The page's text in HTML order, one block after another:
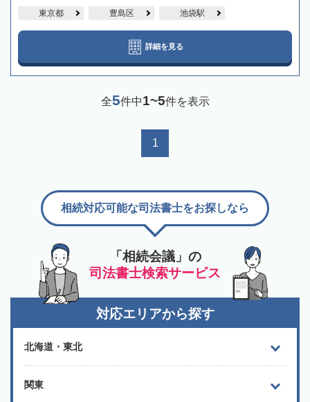
東京都 豊島区 池袋駅
詳細を見る
全5件中1~5件を表示
1
「相続会議」の
司法書士検索サービス
相続対応可能な司法書士をお探しなら
対応エリアから探す
北海道・東北
関東